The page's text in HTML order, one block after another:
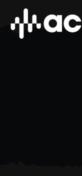
Inhalt
springen